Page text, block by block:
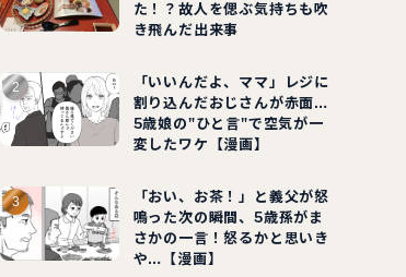
た！？故人を偲ぶ気持ちも吹
き飛んだ出来事
「いいんだよ、ママ」レジに
割り込んだおじさんが赤面…
5歳娘の"ひと言"で空気が一
変したワケ【漫画】
「おい、お茶！」と義父が怒
鳴った次の瞬間、5歳孫がま
さかの一言！怒るかと思いき
や…【漫画】